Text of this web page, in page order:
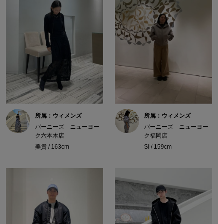
所属：ウィメンズ
バーニーズ ニューヨー
ク六本木店
美貴 / 163cm
所属：ウィメンズ
バーニーズ ニューヨー
ク福岡店
SI / 159cm